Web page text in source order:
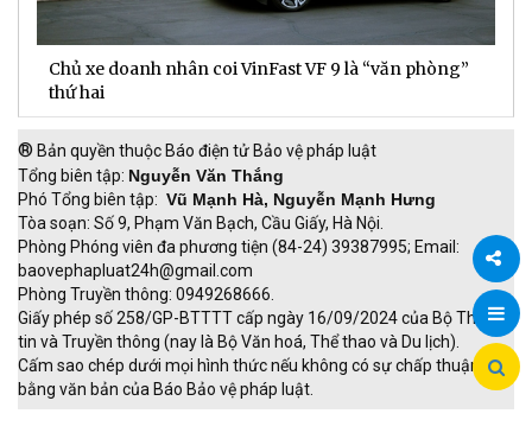
Chia
Chủ xe doanh nhân coi VinFast VF 9 là “văn phòng”
thứ hai
® Bản quyền thuộc Báo điện tử Bảo vệ pháp luật
Tổng biên tập: Nguyễn Văn Thắng
Phó Tổng biên tập: Vũ Mạnh Hà, Nguyễn Mạnh Hưng
Tòa soạn: Số 9, Phạm Văn Bạch, Cầu Giấy, Hà Nội.
Phòng Phóng viên đa phương tiện (84-24) 39387995; Email:
baovephapluat24h@gmail.com
Phòng Truyền thông: 0949268666.
Giấy phép số 258/GP-BTTTT cấp ngày 16/09/2024 của Bộ Thông
tin và Truyền thông (nay là Bộ Văn hoá, Thể thao và Du lịch).
Cấm sao chép dưới mọi hình thức nếu không có sự chấp thuận
bằng văn bản của Báo Bảo vệ pháp luật.